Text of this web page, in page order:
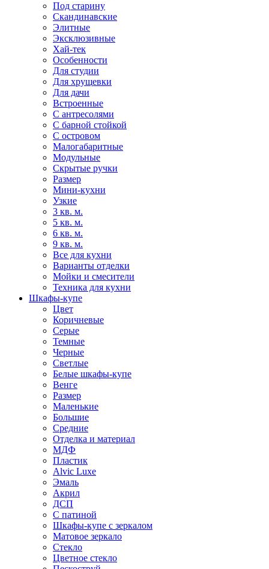
Под старину
Скандинавские
Элитные
Эксклюзивные
Хай-тек
Особенности
Для студии
Для хрущевки
Для дачи
Встроенные
С антресолями
С барной стойкой
С островом
Малогабаритные
Модульные
Скрытые ручки
Размер
Мини-кухни
Узкие
3 кв. м.
5 кв. м.
6 кв. м.
9 кв. м.
Все для кухни
Варианты отделки
Мойки и смесители
Техника для кухни
Шкафы-купе
Цвет
Коричневые
Серые
Темные
Черные
Светлые
Белые шкафы-купе
Венге
Размер
Маленькие
Большие
Средние
Отделка и материал
МДФ
Пластик
Alvic Luxe
Эмаль
Акрил
ДСП
С патиной
Шкафы-купе с зеркалом
Матовое зеркало
Стекло
Цветное стекло